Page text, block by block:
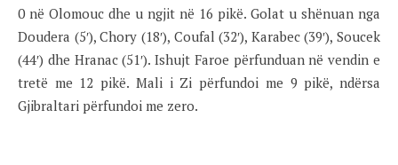
0 në Olomouc dhe u ngjit në 16 pikë. Golat u shënuan nga
Doudera (5′), Chory (18′), Coufal (32′), Karabec (39′), Soucek
(44′) dhe Hranac (51′). Ishujt Faroe përfunduan në vendin e
tretë me 12 pikë. Mali i Zi përfundoi me 9 pikë, ndërsa
Gjibraltari përfundoi me zero.